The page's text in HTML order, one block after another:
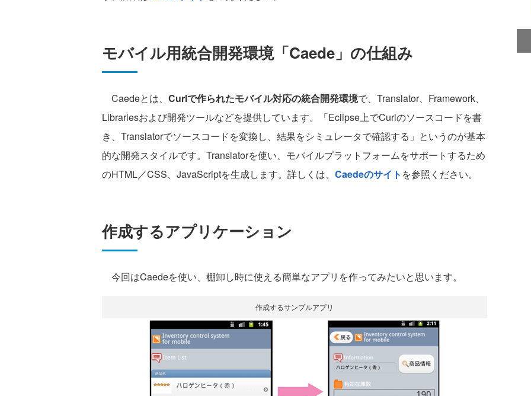
モバイル用統合開発環境「Caede」の仕組み
Caedeとは、 Curlで作られたモバイル対応の統合開発環境で、Translator、Framework、
Librariesおよび開発ツールなどを提供しています。「Eclipse上でCurlのソースコードを書
き、Translatorでソースコードを変換し、結果をシミュレータで確認する」というのが基本
的な開発スタイルです。Translatorを使い、モバイルプラットフォームをサポートするため
のHTML／CSS、JavaScriptを生成します。詳しくは、 Caedeのサイト を参照ください。
作成するアプリケーション
今回はCaedeを使い、棚卸し時に使える簡単なアプリを作ってみたいと思います。
作成するサンプルアプリ